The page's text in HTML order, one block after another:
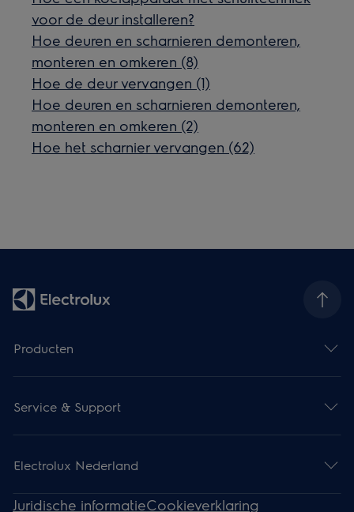
voor de deur installeren?
Hoe deuren en scharnieren demonteren,
monteren en omkeren (8)
Hoe de deur vervangen (1)
Hoe deuren en scharnieren demonteren,
monteren en omkeren (2)
Hoe het scharnier vervangen (62)
Producten
Service & Support
Electrolux Nederland
Juridische informatieCookieverklaring